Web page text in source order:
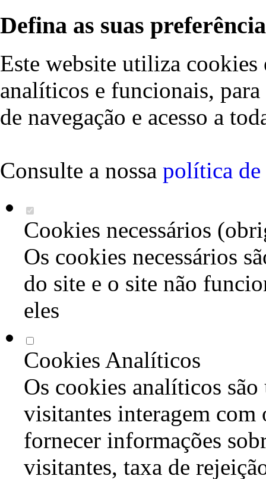
Defina as suas
Este website utiliza cookies
analíticos e funcionais,
de navegação e acesso a
Consulte a nossa política de
Cookies necessários
Os cookies necessários
do site e o site não
eles
Cookies Analíticos
Os cookies analíticos são
visitantes interagem com
fornecer informações
visitantes, taxa de